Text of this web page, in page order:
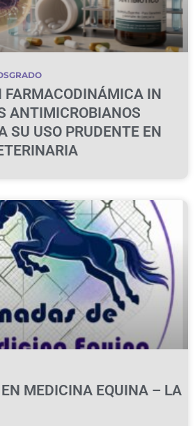
FARMACODINÁMICA IN
ANTIMICROBIANOS
SU USO PRUDENTE EN
MEDICINA EQUINA – LA